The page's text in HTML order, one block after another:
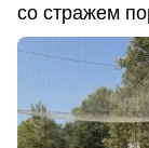
со стражем